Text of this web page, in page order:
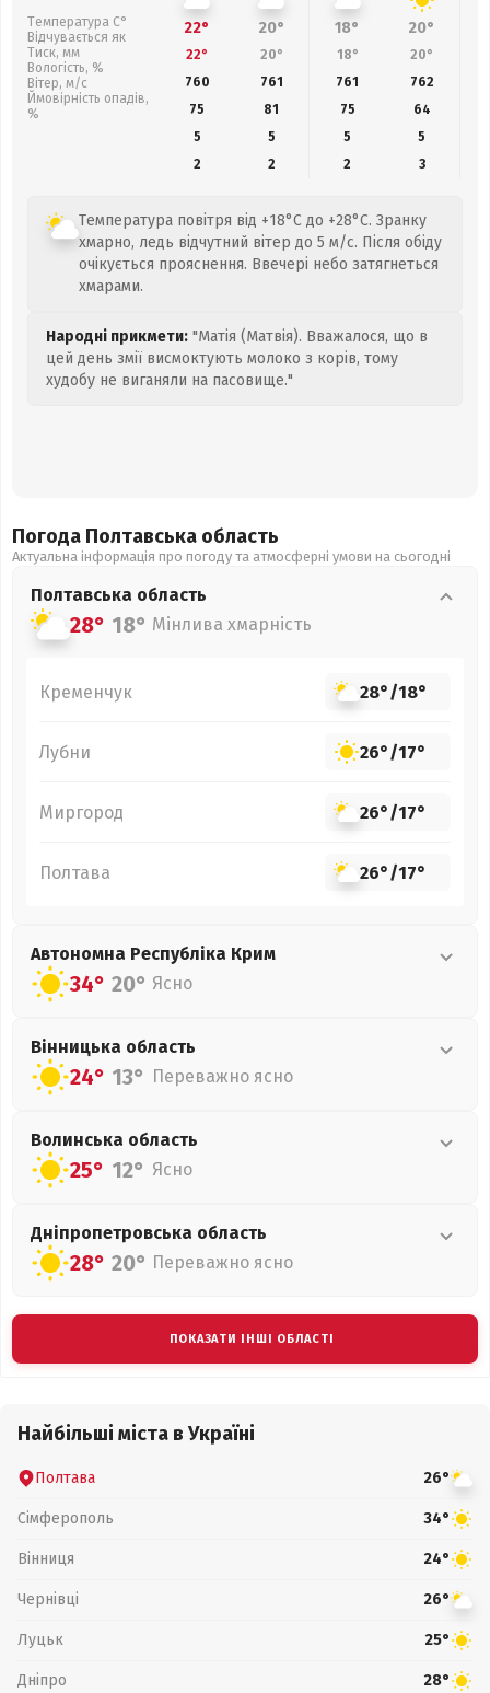
Температура С°
Відчувається як
Тиск, мм
Вологість, %
Вітер, м/с
Ймовірність опадів,
%
22° 20° 18° 20°
22° 20° 18° 20°
760
761 761 762
75
81 75
64
5
5 5
5
2
2 2 3
Температура повітря від +18°C до +28°C. Зранку
хмарно, ледь відчутний вітер до 5 м/с. Після обіду
очікується прояснення. Ввечері небо затягнеться
хмарами.
Народні прикмети: "Матія (Матвія). Вважалося, що в
цей день змії висмоктують молоко з корів, тому
худобу не виганяли на пасовище."
Погода Полтавська область
Актуальна інформація про погоду та атмосферні умови на сьогодні
Полтавська область
28° 18° Мінлива хмарність
Кременчук 28°/18°
Лубни 26°/17°
Миргород 26°/17°
Полтава 26°/17°
Автономна Республіка Крим
34° 20° Ясно
Вінницька область
24° 13° Переважно ясно
Волинська область
25° 12° Ясно
Дніпропетровська область
28° 20° Переважно ясно
ПОКАЗАТИ ІНШІ ОБЛАСТІ
Найбільші міста в Україні
Полтава 26°
Сімферополь 34°
Вінниця 24°
Чернівці 26°
Луцьк 25°
Дніпро 28°